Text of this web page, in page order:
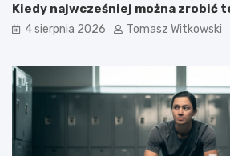
Kiedy najwcześniej można zrobić
4 sierpnia 2026 Tomasz Witkowski